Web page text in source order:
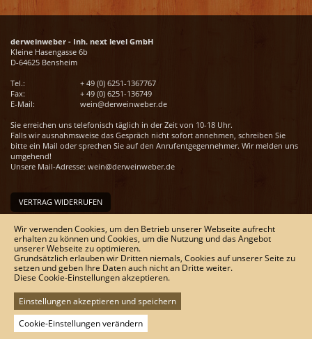
derweinweber - Inh. next level GmbH
Kleine Hasengasse 6b
D-64625 Bensheim
Tel.:
+ 49 (0) 6251-1367767
Fax:
+ 49 (0) 6251-136749
E-Mail:
wein@derweinweber.de
Sie erreichen uns telefonisch täglich in der Zeit von 10-18 Uhr.
Falls wir ausnahmsweise das Gespräch nicht sofort annehmen, schreiben Sie
bitte ein Mail oder sprechen Sie auf den Anrufentgegennehmer. Wir melden uns
umgehend!
Unsere Mail-Adresse: wein@derweinweber.de
VERTRAG WIDERRUFEN
Unser Service
Versandkosten
Kontakt
Zahlungsmöglichkeiten
Rückgabe & Widerrufsrecht
Impressum
AGB
Datenschutz
Sitemap
Wir verwenden Cookies, um den Betrieb unserer Webseite aufrecht
erhalten zu können und Cookies, um die Nutzung und das Angebot
unserer Webseite zu optimieren.
Grundsätzlich erlauben wir Dritten niemals, Cookies auf unserer Seite zu
setzen und geben Ihre Daten auch nicht an Dritte weiter.
Diese Cookie-Einstellungen akzeptieren.
Einstellungen akzeptieren und speichern
Cookie-Einstellungen verändern